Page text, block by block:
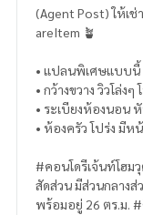
(Agent Post) ให้เ
areItem 🪴
• แปลนพิเศษแบบนี้
• กว้างขวาง วิวโล่ง
• ระเบียงห้องนอน
• ห้องครัว โปร่ง มีห
#คอนโดรีเจ้นท์โฮม
สัดส่วน มีส่วนกลางส่
พร้อมอยู่ 26 ตร.ม.